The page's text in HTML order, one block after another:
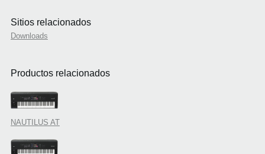
Sitios relacionados
Downloads
Productos relacionados
NAUTILUS AT